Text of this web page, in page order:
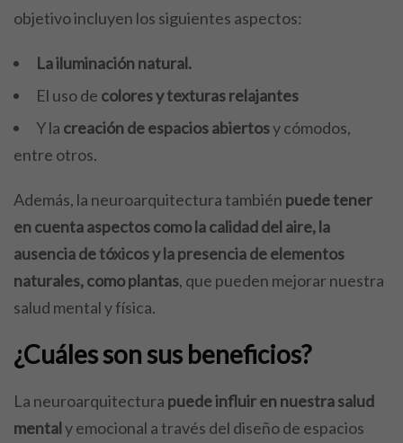
objetivo incluyen los siguientes aspectos:
La iluminación natural.
El uso de colores y texturas relajantes
Y la creación de espacios abiertosy cómodos,
entre otros.
Además, la neuroarquitectura también puede tener
en cuenta aspectos como la calidad del aire, la
ausencia de tóxicos y la presencia de elementos
naturales, como plantas, que pueden mejorar nuestra
salud mental y física.
¿Cuáles son sus beneficios?
La neuroarquitectura puede influir en nuestra salud
mentaly emocional a través del diseño de espacios